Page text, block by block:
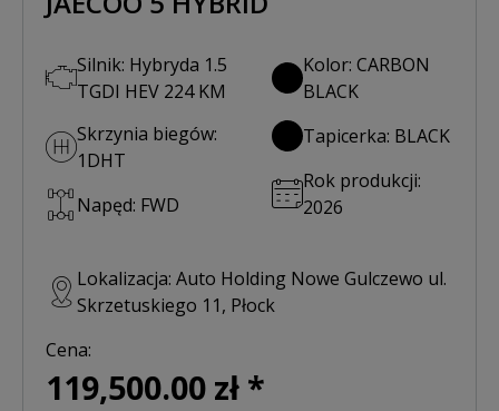
Silnik: Hybryda 1.5
TGDI HEV 224 KM
Skrzynia biegów:
1DHT
Napęd: FWD
Kolor: CARBON
BLACK
Tapicerka: BLACK
Rok produkcji:
2026
Lokalizacja: Auto Holding Nowe Gulczewo ul.
Skrzetuskiego 11, Płock
Cena:
119,500.00 zł *